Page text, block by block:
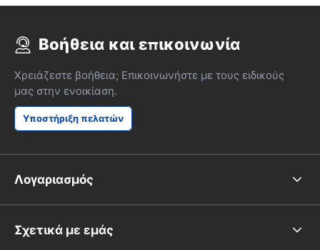
Βοήθεια και επικοινωνία
Χρειάζεστε βοήθεια; Επικοινωνήστε με τους ειδικούς
μας στην ενοικίαση.
Υποστήριξη πελατών
Λογαριασμός
Σχετικά με εμάς